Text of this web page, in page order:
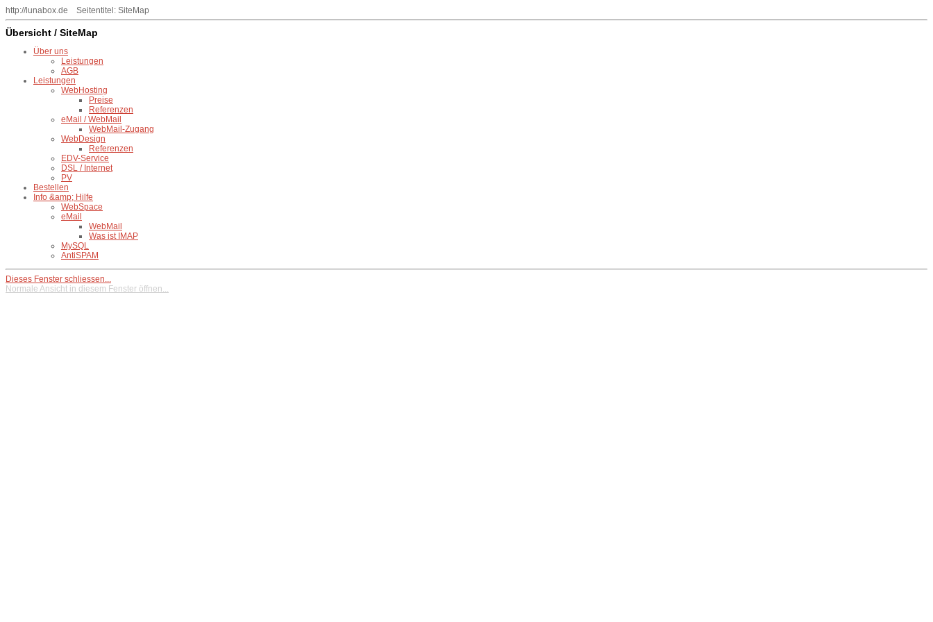
http://lunabox.de Seitentitel: SiteMap
Übersicht / SiteMap
Über uns
Leistungen
AGB
Leistungen
WebHosting
Preise
Referenzen
eMail / WebMail
WebMail-Zugang
WebDesign
Referenzen
EDV-Service
DSL / Internet
PV
Bestellen
Info &amp; Hilfe
WebSpace
eMail
WebMail
Was ist IMAP
MySQL
AntiSPAM
Dieses Fenster schliessen...
Normale Ansicht in diesem Fenster öffnen...